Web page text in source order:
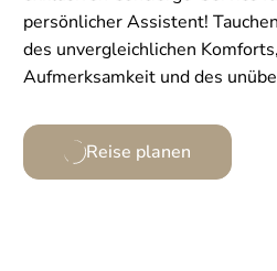
persönlicher Assistent!
des unvergleichlichen
Aufmerksamkeit und des
Reise planen